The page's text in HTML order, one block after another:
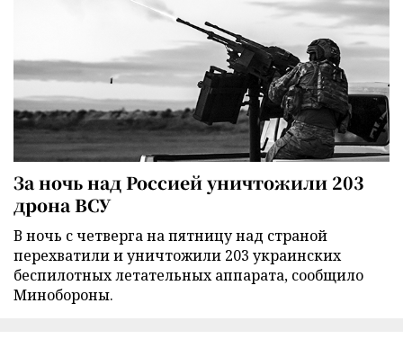
За ночь над Россией уничтожили 203
дрона ВСУ
В ночь с четверга на пятницу над страной
перехватили и уничтожили 203 украинских
беспилотных летательных аппарата, сообщило
Минобороны.